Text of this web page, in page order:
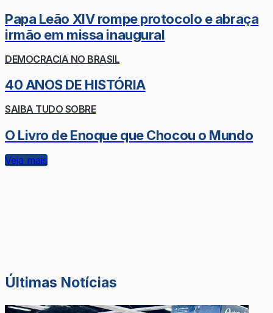
Papa Leão XIV rompe protocolo e abraça
irmão em missa inaugural
DEMOCRACIA NO BRASIL
40 ANOS DE HISTÓRIA
SAIBA TUDO SOBRE
O Livro de Enoque que Chocou o Mundo
Veja mais
Últimas Notícias